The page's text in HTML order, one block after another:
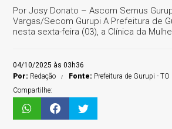
Por Josy Donato – Ascom Semus
Vargas/Secom Gurupi A Prefeitura de
nesta sexta-feira (03), a Clínica da
04/10/2025 às 03h36
Por: Redação Fonte: Prefeitura de Gurupi - TO
Compartilhe: